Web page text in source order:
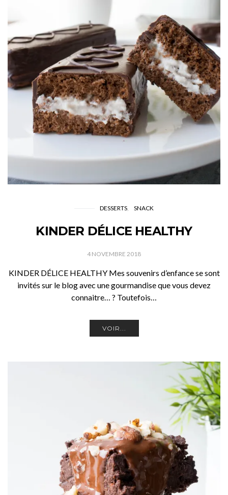
DESSERTS SNACK
KINDER DÉLICE HEALTHY
4 NOVEMBRE 2018
KINDER DÉLICE HEALTHY Mes souvenirs d’enfance se sont
invités sur le blog avec une gourmandise que vous devez
connaitre… ? Toutefois…
VOIR...